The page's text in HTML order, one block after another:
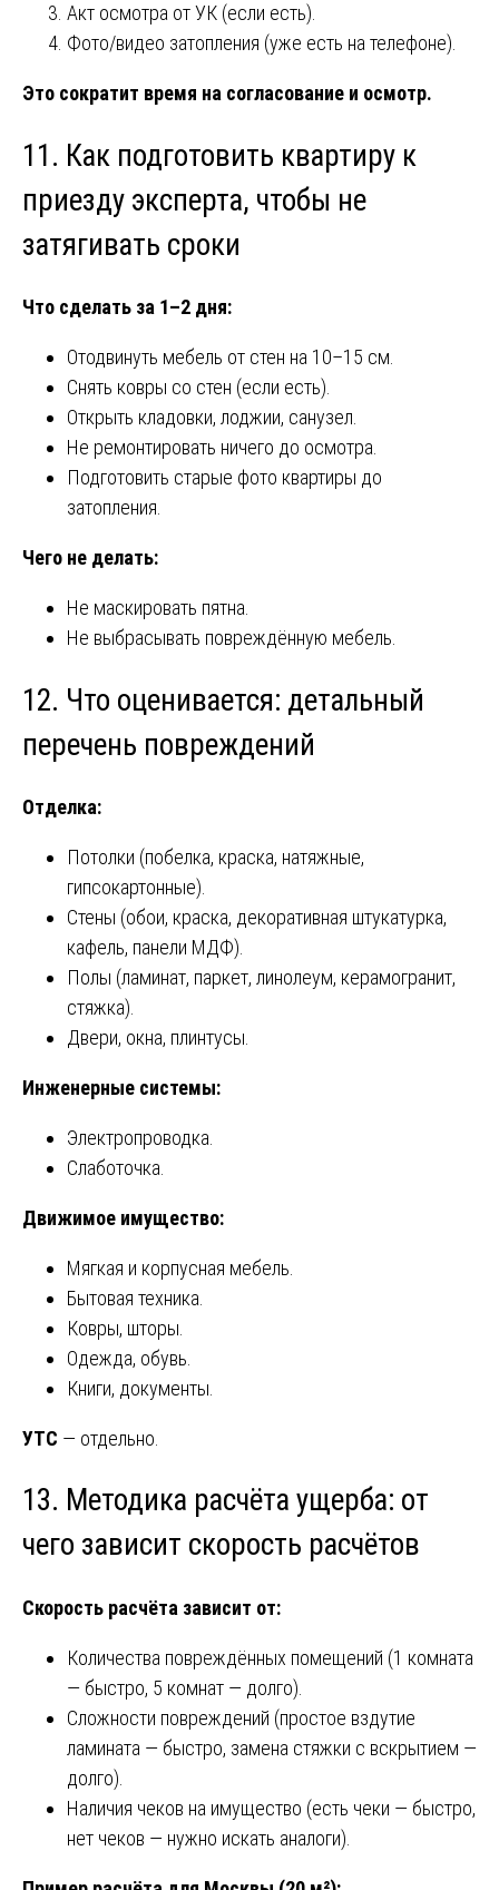
Акт осмотра от УК (если есть).
Фото/видео затопления (уже есть на телефоне).
Это сократит время на согласование и осмотр.
11. Как подготовить квартиру к
приезду эксперта, чтобы не
затягивать сроки
Что сделать за 1–2 дня:
Отодвинуть мебель от стен на 10–15 см.
Снять ковры со стен (если есть).
Открыть кладовки, лоджии, санузел.
Не ремонтировать ничего до осмотра.
Подготовить старые фото квартиры до
затопления.
Чего не делать:
Не маскировать пятна.
Не выбрасывать повреждённую мебель.
12. Что оценивается: детальный
перечень повреждений
Отделка:
Потолки (побелка, краска, натяжные,
гипсокартонные).
Стены (обои, краска, декоративная штукатурка,
кафель, панели МДФ).
Полы (ламинат, паркет, линолеум, керамогранит,
стяжка).
Двери, окна, плинтусы.
Инженерные системы:
Электропроводка.
Слаботочка.
Движимое имущество:
Мягкая и корпусная мебель.
Бытовая техника.
Ковры, шторы.
Одежда, обувь.
Книги, документы.
УТС — отдельно.
13. Методика расчёта ущерба: от
чего зависит скорость расчётов
Скорость расчёта зависит от:
Количества повреждённых помещений (1 комната
— быстро, 5 комнат — долго).
Сложности повреждений (простое вздутие
ламината — быстро, замена стяжки с вскрытием —
долго).
Наличия чеков на имущество (есть чеки — быстро,
нет чеков — нужно искать аналоги).